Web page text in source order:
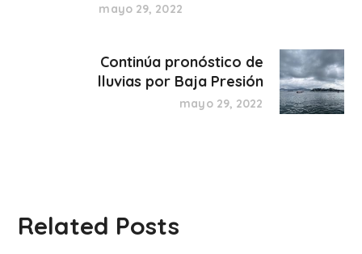
mayo 29, 2022
Continúa pronóstico de
lluvias por Baja Presión
mayo 29, 2022
Related Posts